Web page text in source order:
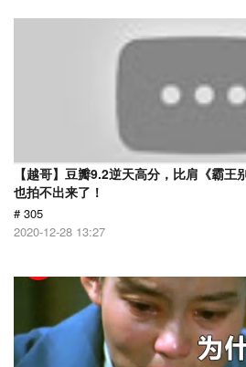
【越哥】豆瓣9.2逆天高分，比肩《霸
也拍不出来了！
# 305
2020-12-28 13:27